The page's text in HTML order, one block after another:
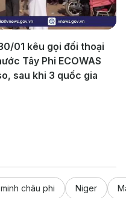
01 kêu gọi đối thoại
Tây Phi ECOWAS
sau khi 3 quốc gia
châu phi Niger